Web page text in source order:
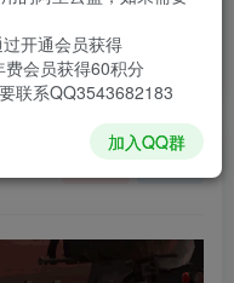
2.51 GB
开通会员获得
会员获得60积分
联系QQ3543682183
加入QQ群